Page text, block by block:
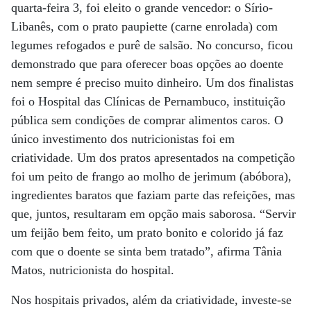
quarta-feira 3, foi eleito o grande vencedor: o Sírio-
Libanês, com o prato paupiette (carne enrolada) com
legumes refogados e purê de salsão. No concurso, ficou
demonstrado que para oferecer boas opções ao doente
nem sempre é preciso muito dinheiro. Um dos finalistas
foi o Hospital das Clínicas de Pernambuco, instituição
pública sem condições de comprar alimentos caros. O
único investimento dos nutricionistas foi em
criatividade. Um dos pratos apresentados na competição
foi um peito de frango ao molho de jerimum (abóbora),
ingredientes baratos que faziam parte das refeições, mas
que, juntos, resultaram em opção mais saborosa. “Servir
um feijão bem feito, um prato bonito e colorido já faz
com que o doente se sinta bem tratado”, afirma Tânia
Matos, nutricionista do hospital.
Nos hospitais privados, além da criatividade, investe-se